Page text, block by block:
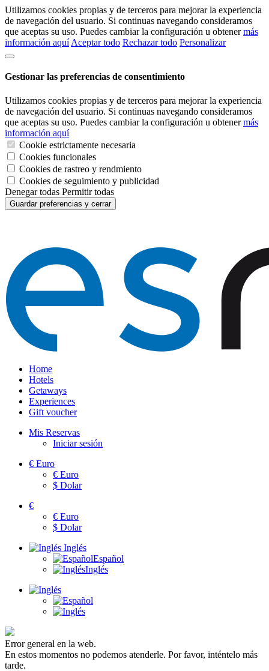
Utilizamos cookies propias y de terceros para mejorar la experiencia
de navegación del usuario. Si continuas navegando consideramos
que aceptas su uso. Puedes cambiar la configuración u obtenermás
información aquí Aceptar todo Rechazar todo Personalizar
Gestionar las preferencias de consentimiento
Utilizamos cookies propias y de terceros para mejorar la experiencia
de navegación del usuario. Si continuas navegando consideramos
que aceptas su uso. Puedes cambiar la configuración u obtenermás
información aquí
Cookie estrictamente necesaria
Cookies funcionales
Cookies de rastreo y rendmiento
Cookies de seguimiento y publicidad
Denegar todas Permitir todas
Guardar preferencias y cerrar
Home
Hotels
Getaways
Experiences
Gift voucher
Mis Reservas
Iniciar sesión
€ Euro
€ Euro
$ Dolar
€
€ Euro
$ Dolar
Inglés
Español
Inglés
Error general en la web.
En estos momentos no podemos atenderle. Por favor, inténtelo más
tarde.